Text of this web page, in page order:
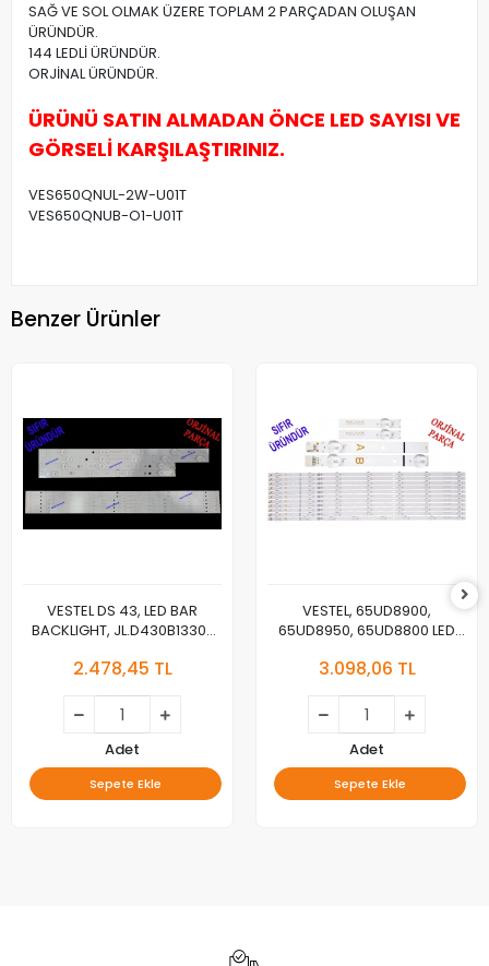
SAĞ VE SOL OLMAK ÜZERE TOPLAM 2 PARÇADAN OLUŞAN
ÜRÜNDÜR.
144 LEDLİ ÜRÜNDÜR.
ORJİNAL ÜRÜNDÜR.
ÜRÜNÜ SATIN ALMADAN ÖNCE LED SAYISI VE
GÖRSELİ KARŞILAŞTIRINIZ.
VES650QNUL-2W-U01T
VES650QNUB-O1-U01T
Benzer Ürünler
VESTEL DS 43, LED BAR
BACKLIGHT, JL.D430B1330-
JL.D430B1330-078BS-
30108747CB11
2.478,45 TL
Adet
Sepete Ekle
VESTEL, 65UD8900,
65UD8950, 65UD8800 LED
BAR , TELEFUNKEN 65TU7040
TYPE REV02 , VESTEL 650LED
B-TYPE , JL.D65071330-
078AS-M_V02 ,
VES650QNTL-2D-U11,
VES615QNTS-2D-U11 LED BAR
3.098,06 TL
Adet
Sepete Ekle